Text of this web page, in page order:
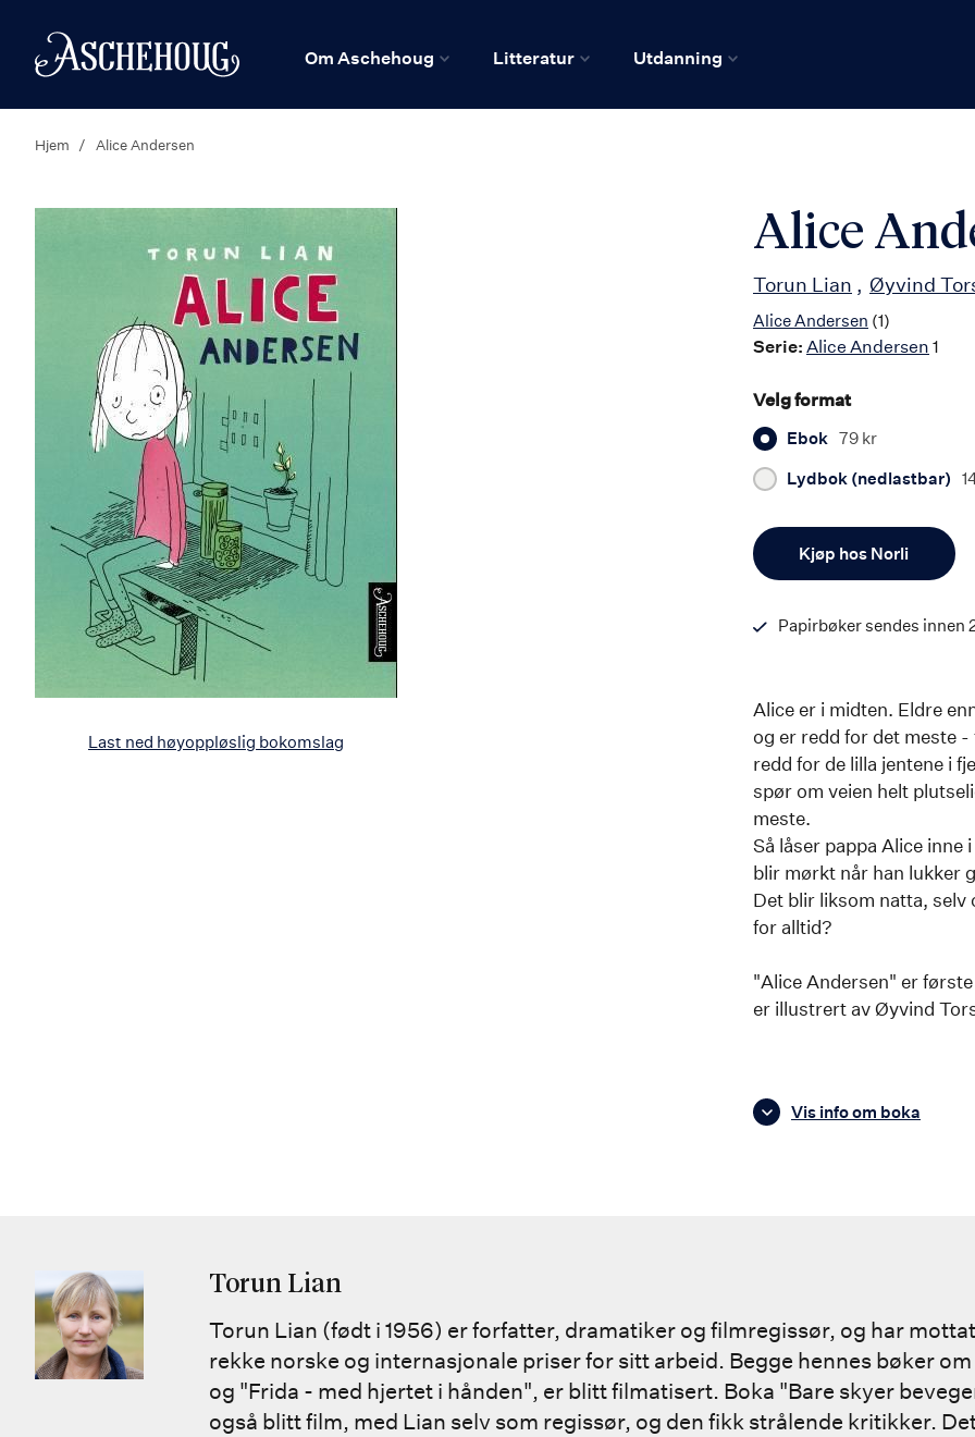
Hjem
Om Aschehoug Litteratur Utdanning
Hjem Alice Andersen
Last ned høyoppløslig bokomslag
Alice
Torun Lian Øyvind
Alice Andersen (1)
Serie: Alice Andersen 1
Velg format
Ebok 79 kr
Lydbok (nedlastbar)
Kjøp hos Norli
Papirbøker sendes innen
Alice er i midten. Eldre
og er redd for det meste
redd for de lilla jentene i
spør om veien helt
meste.
Så låser pappa Alice inne
blir mørkt når han lukker
Det blir liksom natta, selv
for alltid?
"Alice Andersen" er
er illustrert av Øyvind
Vis info om boka
Torun Lian
Torun Lian (født i 1956) er forfatter, dramatiker og filmregissør, og har
rekke norske og internasjonale priser for sitt arbeid. Begge hennes bøker
og "Frida - med hjertet i hånden", er blitt filmatisert. Boka "Bare skyer
også blitt film, med Lian selv som regissør, og den fikk strålende kritikker.